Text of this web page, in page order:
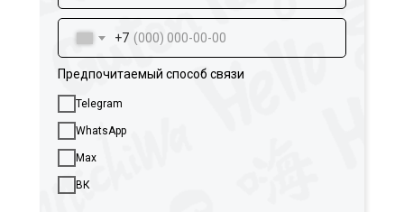
+7
Предпочитаемый способ связи
Telegram
WhatsApp
Max
ВК